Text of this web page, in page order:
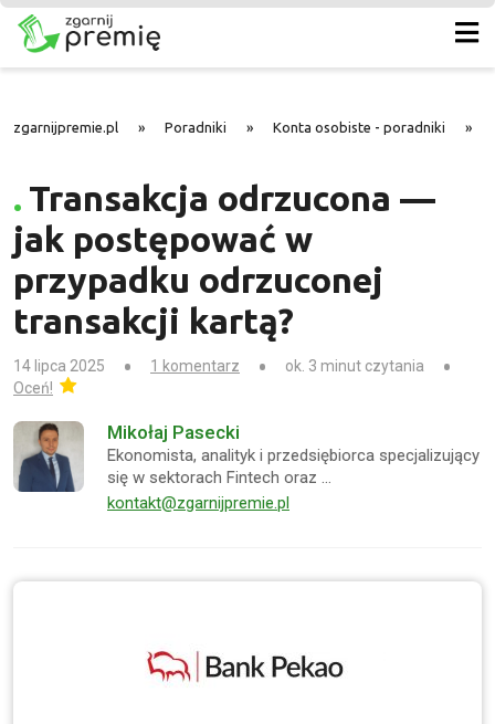
zgarnijpremie.pl » Poradniki » Konta osobiste - poradniki »
Transakcja odrzucona —
jak postępować w
przypadku odrzuconej
transakcji kartą?
14 lipca 2025 1 komentarz
ok. 3 minut czytania
Oceń!
Mikołaj Pasecki
Ekonomista, analityk i przedsiębiorca specjalizujący
się w sektorach Fintech oraz …
kontakt@zgarnijpremie.pl